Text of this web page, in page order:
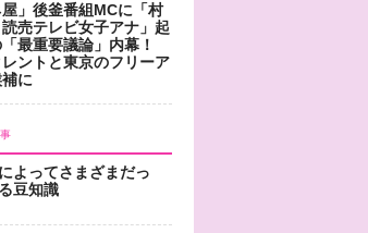
屋」後釜番組MCに「村
売テレビ女子アナ」起
最重要議論」内幕！
レントと東京のフリーア
に
よってさまざまだっ
豆知識